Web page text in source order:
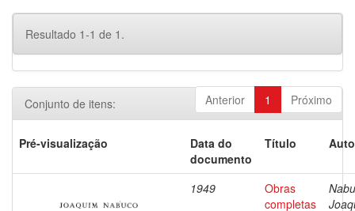
Resultado 1-1 de 1.
Anterior 1 Próximo
Conjunto de itens:
Pré-visualização
Data do
documento
Título
1949
Obras
completas